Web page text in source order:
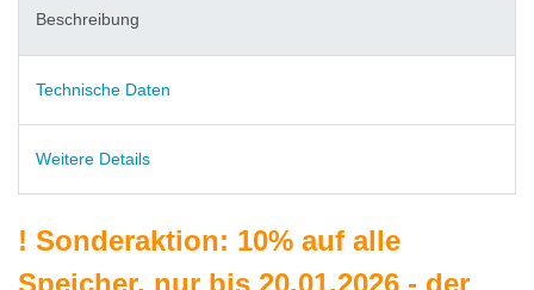
Beschreibung
Technische Daten
Weitere Details
! Sonderaktion: 10% auf alle